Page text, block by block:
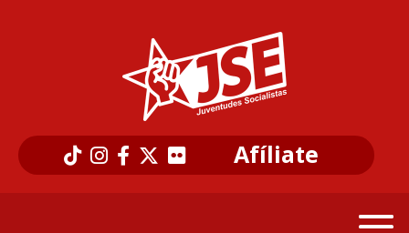
Afíliate